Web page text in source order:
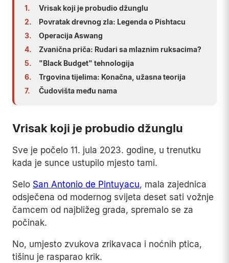
1.
Vrisak koji je probudio džunglu
2.
Povratak drevnog zla: Legenda o Pishtacu
3.
Operacija Aswang
4.
Zvanična priča: Rudari sa mlaznim ruksacima?
5.
"Black Budget" tehnologija
6.
Trgovina tijelima: Konačna, užasna teorija
7.
Čudovišta među nama
Vrisak koji je probudio džunglu
Sve je počelo 11. jula 2023. godine, u trenutku
kada je sunce ustupilo mjesto tami.
Selo San Antonio de Pintuyacu, mala zajednica
odsječena od modernog svijeta deset sati vožnje
čamcem od najbližeg grada, spremalo se za
počinak.
No, umjesto zvukova zrikavaca i noćnih ptica,
tišinu je rasparao krik.